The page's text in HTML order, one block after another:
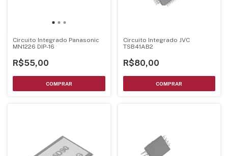
Circuito Integrado Panasonic
MN1226 DIP-16
R$55,00
Circuito Integrado JVC
TSB41AB2
R$80,00